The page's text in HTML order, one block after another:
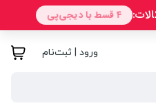
ورود | ثبت‌نام